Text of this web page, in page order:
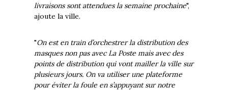
livraisons sont attendues la semaine prochaine",
ajoute la ville.
"On est en train d’orchestrer la distribution des
masques non pas avec La Poste mais avec des
points de distribution qui vont mailler la ville sur
plusieurs jours. On va utiliser une plateforme
pour éviter la foule en s’appuyant sur notre